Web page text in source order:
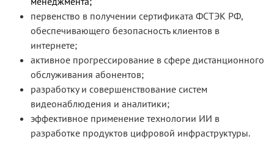
первенство в получении сертификата ФСТЭК РФ,
обеспечивающего безопасность клиентов в
интернете;
активное прогрессирование в сфере дистанционного
обслуживания абонентов;
разработку и совершенствование систем
видеонаблюдения и аналитики;
эффективное применение технологии ИИ в
разработке продуктов цифровой инфраструктуры.